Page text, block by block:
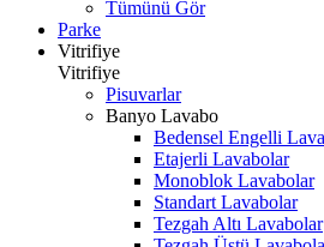
Tümünü Gör
Parke
Vitrifiye
Vitrifiye
Pisuvarlar
Banyo Lavabo
Bedensel Engelli
Etajerli Lavabolar
Monoblok Lavabolar
Standart Lavabolar
Tezgah Altı Lavabolar